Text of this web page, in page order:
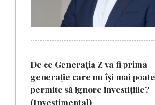
De ce Generația Z va fi prima
generație care nu își mai poate
permite să ignore investițiile?
(Investimental)